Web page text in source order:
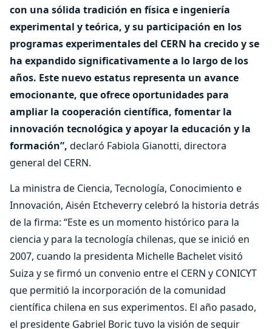
con una sólida tradición en física e ingeniería
experimental y teórica, y su participación en los
programas experimentales del CERN ha crecido y se
ha expandido significativamente a lo largo de los
años. Este nuevo estatus representa un avance
emocionante, que ofrece oportunidades para
ampliar la cooperación científica, fomentar la
innovación tecnológica y apoyar la educación y la
formación”, declaró Fabiola Gianotti, directora
general del CERN.
La ministra de Ciencia, Tecnología, Conocimiento e
Innovación, Aisén Etcheverry celebró la historia detrás
de la firma: “Este es un momento histórico para la
ciencia y para la tecnología chilenas, que se inició en
2007, cuando la presidenta Michelle Bachelet visitó
Suiza y se firmó un convenio entre el CERN y CONICYT
que permitió la incorporación de la comunidad
científica chilena en sus experimentos. El año pasado,
el presidente Gabriel Boric tuvo la visión de seguir